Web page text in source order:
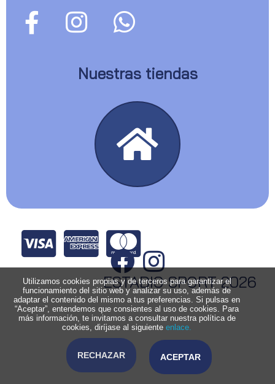
Nuestras tiendas
ESTADIO SPORT 2026
Utilizamos cookies propias y de terceros para garantizar el
funcionamiento del sitio web y analizar su uso, además de
adaptar el contenido del mismo a tus preferencias. Si pulsas en
“Aceptar”, entendemos que consientes al uso de cookies. Para
más información, te invitamos a consultar nuestra política de
cookies, diríjase al siguiente enlace.
RECHAZAR ACEPTAR